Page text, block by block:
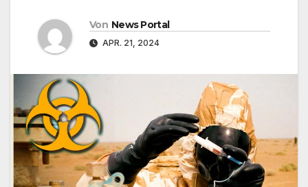
Von News Portal
APR. 21, 2024